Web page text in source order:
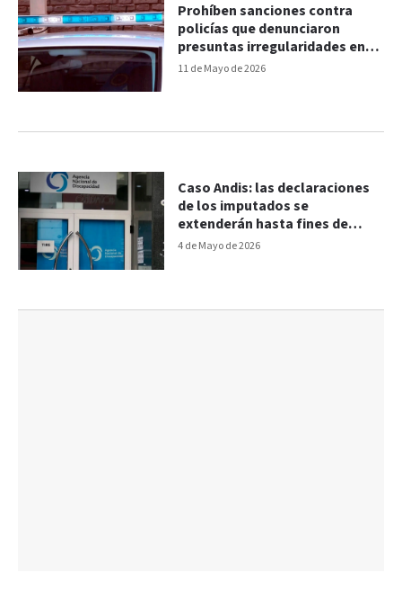
11 de Mayo de 2026
Prohíben sanciones contra
policías que denunciaron
presuntas irregularidades en
adicionales
4 de Mayo de 2026
Caso Andis: las declaraciones
de los imputados se
extenderán hasta fines de
mayo